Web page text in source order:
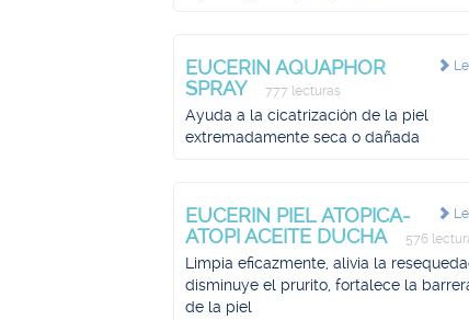
EUCERIN AQUAPHOR
SPRAY
777 lecturas
Ayuda a la cicatrización de la piel
extremadamente seca o dañada
EUCERIN PIEL ATOPICA-
ATOPI ACEITE DUCHA
576
Limpia eficazmente, alivia la
disminuye el prurito, fortalece la
de la piel